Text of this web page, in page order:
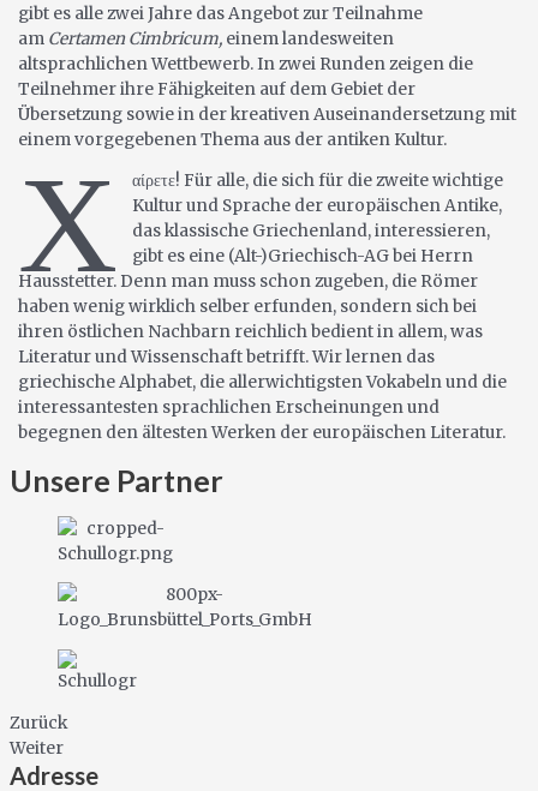
gibt es alle zwei Jahre das Angebot zur Teilnahme
am Certamen Cimbricum, einem landesweiten
altsprachlichen Wettbewerb. In zwei Runden zeigen die
Teilnehmer ihre Fähigkeiten auf dem Gebiet der
Übersetzung sowie in der kreativen Auseinandersetzung mit
einem vorgegebenen Thema aus der antiken Kultur.
Χ
αίρετε! Für alle, die sich für die zweite wichtige
Kultur und Sprache der europäischen Antike,
das klassische Griechenland, interessieren,
gibt es eine (Alt-)Griechisch-AG bei Herrn
Hausstetter. Denn man muss schon zugeben, die Römer
haben wenig wirklich selber erfunden, sondern sich bei
ihren östlichen Nachbarn reichlich bedient in allem, was
Literatur und Wissenschaft betrifft. Wir lernen das
griechische Alphabet, die allerwichtigsten Vokabeln und die
interessantesten sprachlichen Erscheinungen und
begegnen den ältesten Werken der europäischen Literatur.
Unsere Partner
Zurück
Weiter
Adresse